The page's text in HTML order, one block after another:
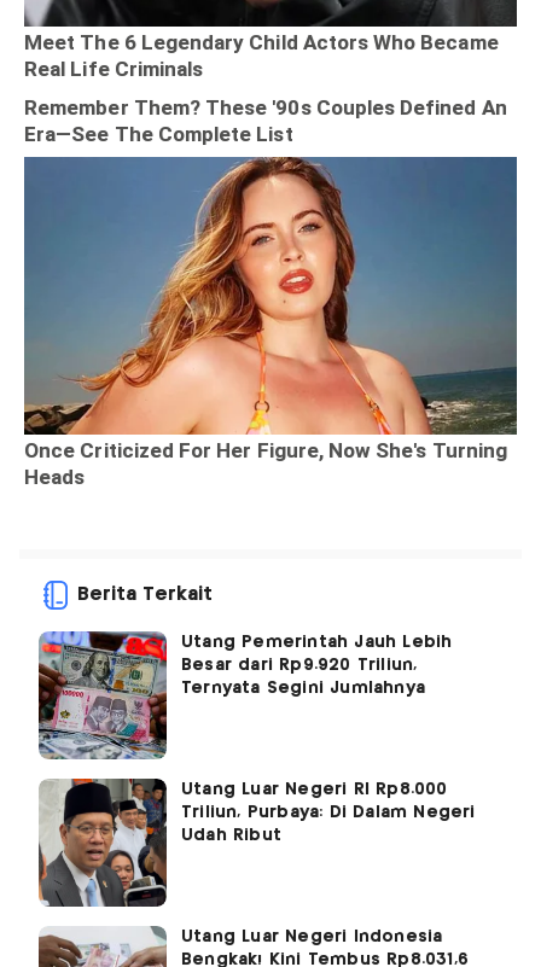
Berita Terkait
Utang Pemerintah Jauh Lebih
Besar dari Rp9.920 Triliun,
Ternyata Segini Jumlahnya
Utang Luar Negeri RI Rp8.000
Triliun, Purbaya: Di Dalam Negeri
Udah Ribut
Utang Luar Negeri Indonesia
Bengkak! Kini Tembus Rp8.031,6